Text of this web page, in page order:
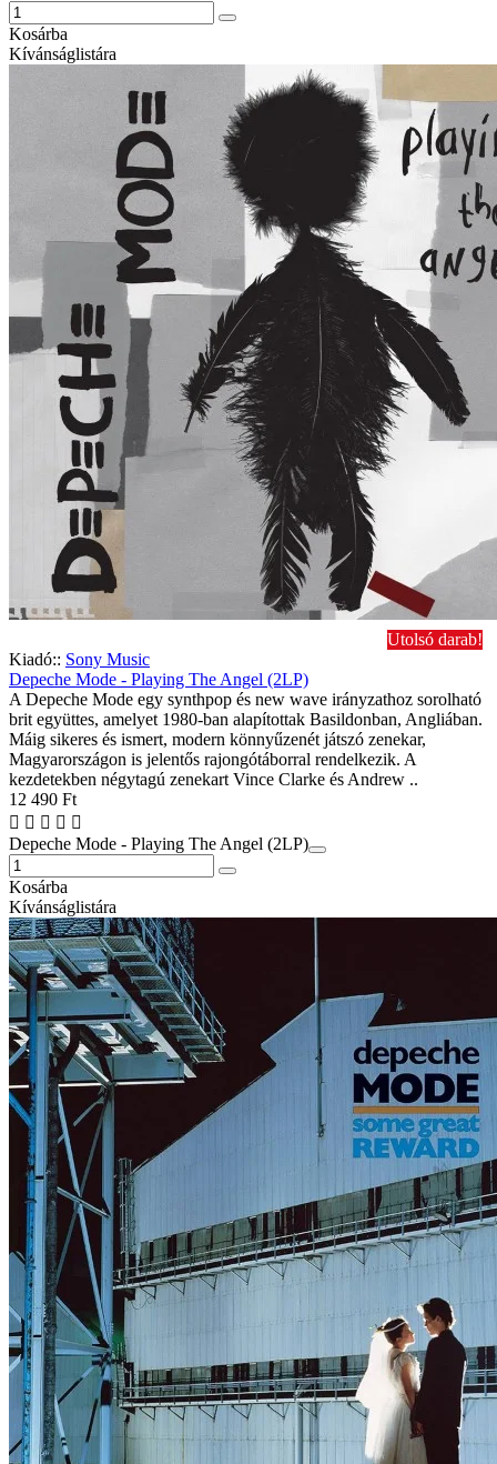
Kosárba
Kívánságlistára
Utolsó darab!
Kiadó:: Sony Music
Depeche Mode - Playing The Angel (2LP)
A Depeche Mode egy synthpop és new wave irányzathoz sorolható
brit együttes, amelyet 1980-ban alapítottak Basildonban, Angliában.
Máig sikeres és ismert, modern könnyűzenét játszó zenekar,
Magyarországon is jelentős rajongótáborral rendelkezik. A
kezdetekben négytagú zenekart Vince Clarke és Andrew ..
12 490 Ft
Depeche Mode - Playing The Angel (2LP)
Kosárba
Kívánságlistára